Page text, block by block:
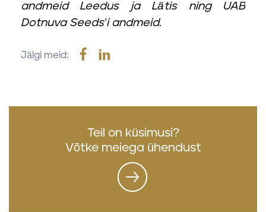
andmeid Leedus ja Lätis ning UAB
Dotnuva Seeds’i andmeid.
Jälgi meid:
Teil on küsimusi?
Võtke meiega ühendust